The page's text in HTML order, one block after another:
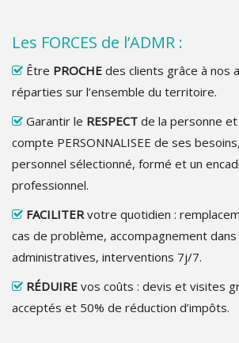
Les FORCES de l’ADMR :
Être PROCHE des clients grâce à nos
réparties sur l’ensemble du territoire.
Garantir le RESPECT de la personne
compte PERSONNALISEE de ses
personnel sélectionné, formé et un
professionnel.
FACILITER votre quotidien :
cas de problème, accompagnement
administratives, interventions 7j/7.
RÉDUIRE vos coûts : devis et visites
acceptés et 50% de réduction d’impôts.